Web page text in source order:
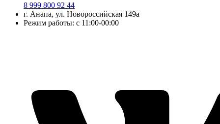
8 999 800 92 44
г. Анапа, ул. Новороссийская 149а
Режим работы: с 11:00-00:00